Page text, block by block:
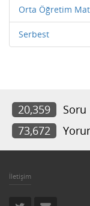
Orta Öğretim
Serbest
20,359 Soru
73,672
İletişim